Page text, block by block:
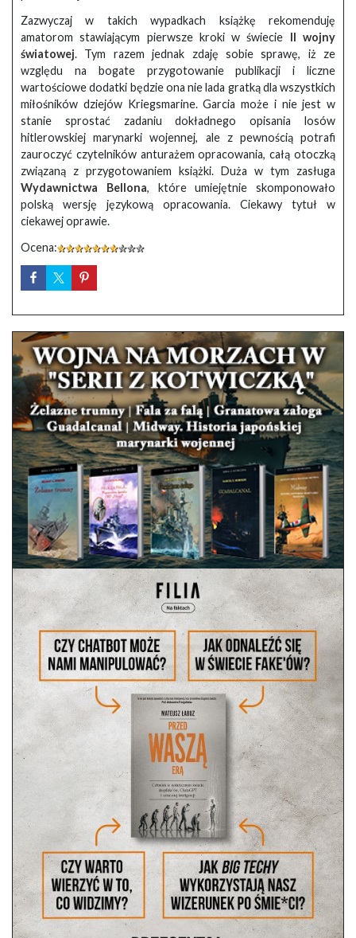
Zazwyczaj w takich wypadkach książkę rekomenduję
amatorom stawiającym pierwsze kroki w świecie II wojny
światowej. Tym razem jednak zdaję sobie sprawę, iż ze
względu na bogate przygotowanie publikacji i liczne
wartościowe dodatki będzie ona nie lada gratką dla wszystkich
miłośników dziejów Kriegsmarine. Garcia może i nie jest w
stanie sprostać zadaniu dokładnego opisania losów
hitlerowskiej marynarki wojennej, ale z pewnością potrafi
zauroczyć czytelników anturażem opracowania, całą otoczką
związaną z przygotowaniem książki. Duża w tym zasługa
Wydawnictwa Bellona, które umiejętnie skomponowało
polską wersję językową opracowania. Ciekawy tytuł w
ciekawej oprawie.
Ocena: